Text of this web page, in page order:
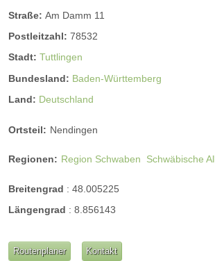
Straße: Am Damm 11
Postleitzahl: 78532
Stadt: Tuttlingen
Bundesland: Baden-Württemberg
Land: Deutschland
Ortsteil: Nendingen
Regionen: Region Schwaben Schwäbische
Breitengrad : 48.005225
Längengrad : 8.856143
Routenplaner Kontakt